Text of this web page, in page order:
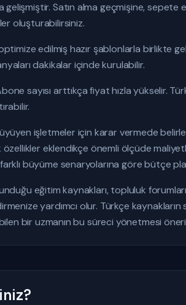
Satın alma geçmişine, sepete
oluşturabilirsiniz.
edilmiş hazır şablonlarla birlikte
dakikalar içinde kurulabilir.
sayısı arttıkça fiyat hızla yükselir.
işletmeler için karar vermede
özellikler eklendikçe önemli ölçüde
büyüme senaryolarına göre bütçe
eğitim kaynakları, topluluk
yardımcı olur. Türkçe kaynakların
bir uzmanın bu süreci yönetmesi